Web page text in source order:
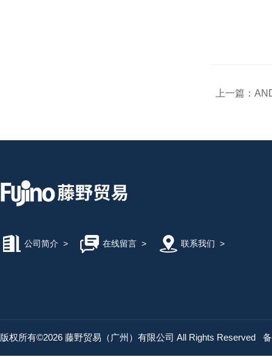
上一篇：
公司简介 > 在线留言> 联系我们 >
版权所有©2026 藤野贸易（广州）有限公司 All Rights Reserved